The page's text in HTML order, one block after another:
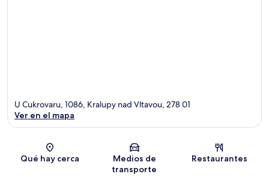
Sección del mapa
U Cukrovaru, 1086, Kralupy nad Vltavou, 278 01
Ver en el mapa
Qué hay cerca
Medios de
transporte
Restaurantes